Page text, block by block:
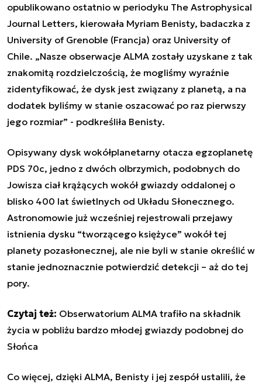
opublikowano ostatnio w periodyku The Astrophysical
Journal Letters, kierowała Myriam Benisty, badaczka z
University of Grenoble (Francja) oraz University of
Chile. „Nasze obserwacje ALMA zostały uzyskane z tak
znakomitą rozdzielczością, że mogliśmy wyraźnie
zidentyfikować, że dysk jest związany z planetą, a na
dodatek byliśmy w stanie oszacować po raz pierwszy
jego rozmiar” - podkreśliła Benisty.
Opisywany dysk wokółplanetarny otacza egzoplanetę
PDS 70c, jedno z dwóch olbrzymich, podobnych do
Jowisza ciał krążących wokół gwiazdy oddalonej o
blisko 400 lat świetlnych od Układu Słonecznego.
Astronomowie już wcześniej rejestrowali przejawy
istnienia dysku “tworzącego księżyce” wokół tej
planety pozasłonecznej, ale nie byli w stanie określić w
stanie jednoznacznie potwierdzić detekcji – aż do tej
pory.
Czytaj też: Obserwatorium ALMA trafiło na składnik
życia w pobliżu bardzo młodej gwiazdy podobnej do
Słońca
Co więcej, dzięki ALMA, Benisty i jej zespół ustalili, że